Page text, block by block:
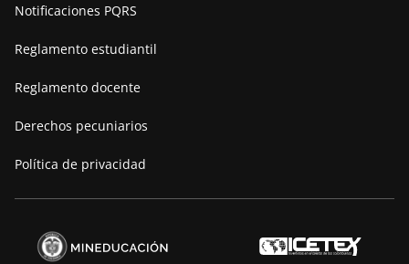
Manifiesto
Notificaciones PQRS
Reglamento estudiantil
Reglamento docente
Derechos pecuniarios
Política de privacidad